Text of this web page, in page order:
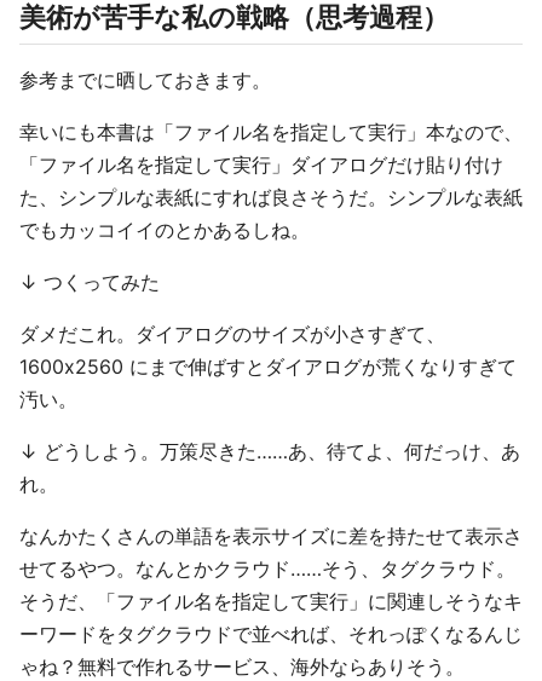
美術が苦手な私の戦略（思考過程）
参考までに晒しておきます。
幸いにも本書は「ファイル名を指定して実行」本なので、
「ファイル名を指定して実行」ダイアログだけ貼り付け
た、シンプルな表紙にすれば良さそうだ。シンプルな表紙
でもカッコイイのとかあるしね。
↓ つくってみた
ダメだこれ。ダイアログのサイズが小さすぎて、
1600x2560 にまで伸ばすとダイアログが荒くなりすぎて
汚い。
↓ どうしよう。万策尽きた……あ、待てよ、何だっけ、あ
れ。
なんかたくさんの単語を表示サイズに差を持たせて表示さ
せてるやつ。なんとかクラウド……そう、タグクラウド。
そうだ、「ファイル名を指定して実行」に関連しそうなキ
ーワードをタグクラウドで並べれば、それっぽくなるんじ
ゃね？無料で作れるサービス、海外ならありそう。